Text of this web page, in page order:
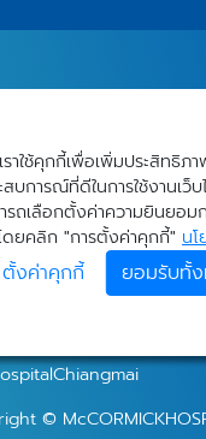
มิค
เทศบาลนครเชียงใหม่
เชียงใหม่ 50000
©
เราใช้คุกกี้เพื่อเพิ่มประสิทธิภ
สบการณ์ที่ดีในการใช้งานเ
รถเลือกตั้งค่าความยินยอม
ดยคลิก "การตั้งค่าคุกกี้" น
ตั้งค่าคุกกี้ ยอมรับทั้